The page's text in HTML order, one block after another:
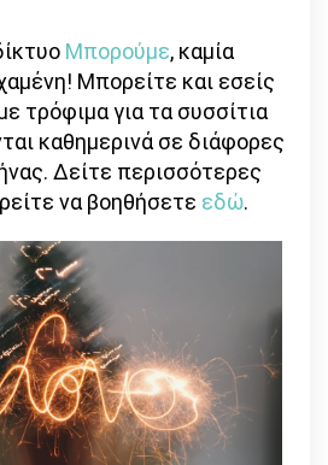
Μπορούμε, καμία
Μπορείτε και εσείς
τρόφιμα για τα συσσίτια
καθημερινά σε διάφορες
Δείτε περισσότερες
να βοηθήσετε εδώ.